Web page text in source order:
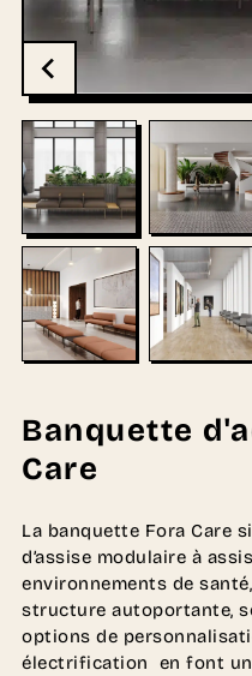
Banquette
Care
La banquette Fora Care
d’assise modulaire à
environnements de
structure autoportante,
options de
électrification en font